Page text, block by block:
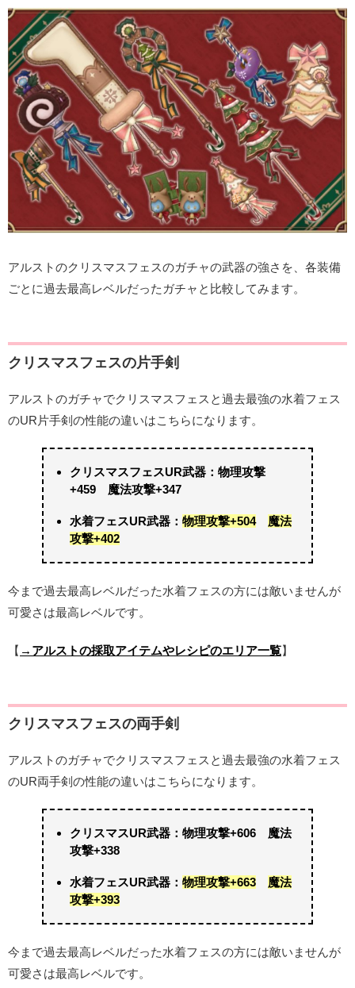
アルストのクリスマスフェスのガチャの武器の強さを、各装備
ごとに過去最高レベルだったガチャと比較してみます。
クリスマスフェスの片手剣
アルストのガチャでクリスマスフェスと過去最強の水着フェス
のUR片手剣の性能の違いはこちらになります。
クリスマスフェスUR武器：物理攻撃
+459 魔法攻撃+347
水着フェスUR武器： 物理攻撃+504
魔法
攻撃+402
今まで過去最高レベルだった水着フェスの方には敵いませんが
可愛さは最高レベルです。
【 →アルストの採取アイテムやレシピのエリア一覧】
クリスマスフェスの両手剣
アルストのガチャでクリスマスフェスと過去最強の水着フェス
のUR両手剣の性能の違いはこちらになります。
クリスマスUR武器：物理攻撃+606 魔法
攻撃+338
水着フェスUR武器： 物理攻撃+663
魔法
攻撃+393
今まで過去最高レベルだった水着フェスの方には敵いませんが
可愛さは最高レベルです。